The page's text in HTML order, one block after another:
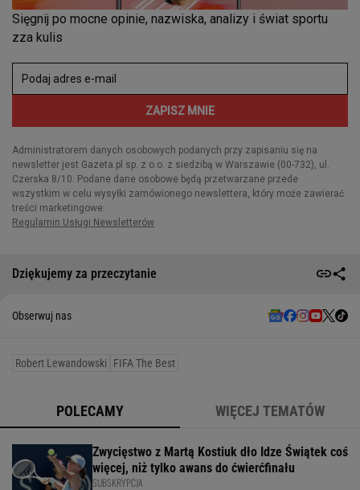
Dziękujemy za przeczytanie
Obserwuj nas
Robert Lewandowski FIFA The Best
POLECAMY WIĘCEJ TEMATÓW
Zwycięstwo z Martą Kostiuk dło Idze Świątek coś
więcej, niż tylko awans do ćwierćfinału
SUBSKRYPCJA